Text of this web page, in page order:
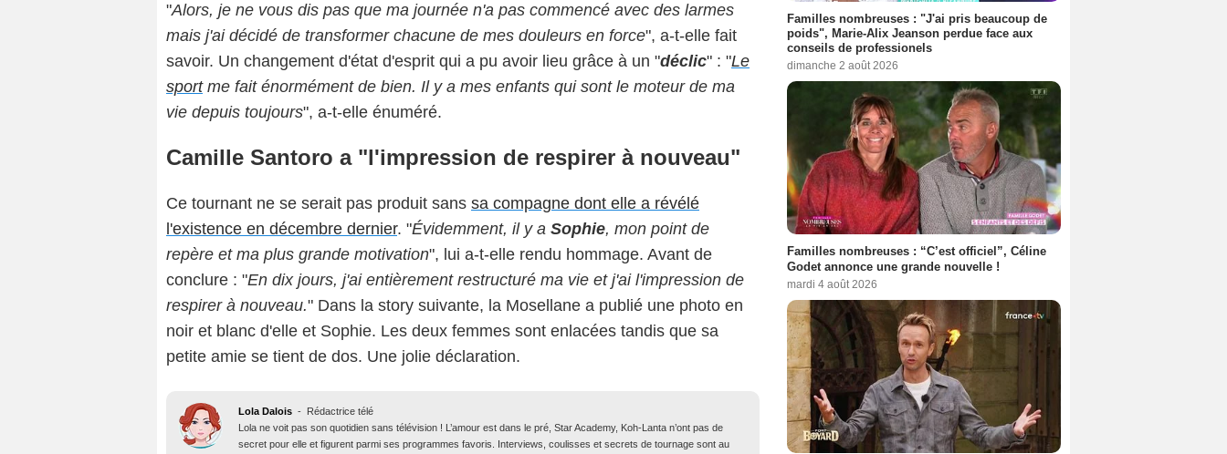
"Alors, je ne vous dis pas que ma journée n'a pas commencé avec des larmes
mais j'ai décidé de transformer chacune de mes douleurs en force", a-t-elle fait
savoir. Un changement d'état d'esprit qui a pu avoir lieu grâce à un "déclic" : "Le
sportme fait énormément de bien. Il y a mes enfants qui sont le moteur de ma
vie depuis toujours", a-t-elle énuméré.
Camille Santoro a "l'impression de respirer à nouveau"
Ce tournant ne se serait pas produit sans sa compagne dont elle a révélé
l'existence en décembre dernier. "Évidemment, il y a Sophie, mon point de
repère et ma plus grande motivation", lui a-t-elle rendu hommage. Avant de
conclure : "En dix jours, j'ai entièrement restructuré ma vie et j'ai l'impression de
respirer à nouveau." Dans la story suivante, la Mosellane a publié une photo en
noir et blanc d'elle et Sophie. Les deux femmes sont enlacées tandis que sa
petite amie se tient de dos. Une jolie déclaration.
Lola Dalois -
Rédactrice télé
Lola ne voit pas son quotidien sans télévision ! L’amour est dans le pré, Star Academy, Koh-Lanta n’ont pas de
secret pour elle et figurent parmi ses programmes favoris. Interviews, coulisses et secrets de tournage sont au
Familles nombreuses : "J'ai pris beaucoup de
poids", Marie-Alix Jeanson perdue face aux
conseils de professionels
dimanche 2 août 2026
Familles nombreuses : “C’est officiel”, Céline
Godet annonce une grande nouvelle !
mardi 4 août 2026